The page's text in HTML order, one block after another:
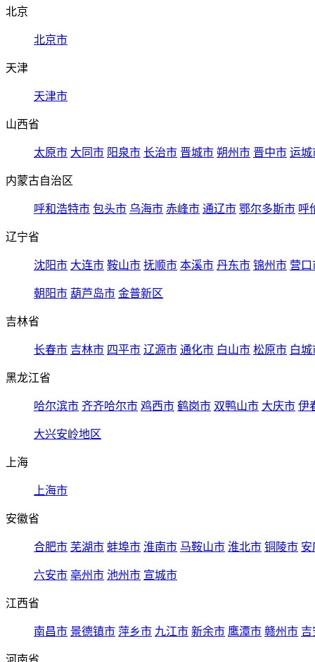
北京
北京市
天津
天津市
山西省
太原市 大同市 阳泉市 长治市 晋城市 朔州市 晋中市 运城
内蒙古自治区
呼和浩特市 包头市 乌海市 赤峰市 通辽市 鄂尔多斯市 呼
辽宁省
沈阳市 大连市 鞍山市 抚顺市 本溪市 丹东市 锦州市 营口
朝阳市 葫芦岛市 金普新区
吉林省
长春市 吉林市 四平市 辽源市 通化市 白山市 松原市 白城
黑龙江省
哈尔滨市 齐齐哈尔市 鸡西市 鹤岗市 双鸭山市 大庆市 伊
大兴安岭地区
上海
上海市
安徽省
合肥市 芜湖市 蚌埠市 淮南市 马鞍山市 淮北市 铜陵市 安
六安市 亳州市 池州市 宣城市
江西省
南昌市 景德镇市 萍乡市 九江市 新余市 鹰潭市 赣州市 吉
河南省